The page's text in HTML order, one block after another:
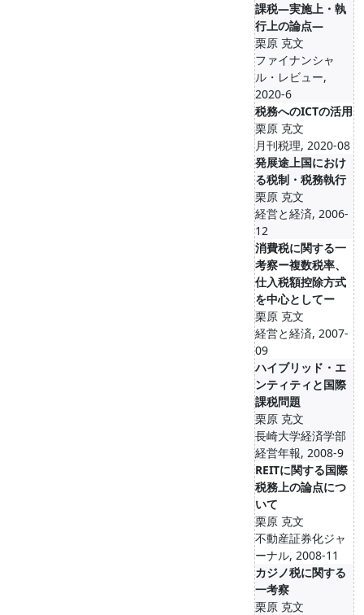
課税―実施上・執
行上の論点―
栗原 克文
ファイナンシャ
ル・レビュー,
2020-6
税務へのICTの活用
栗原 克文
月刊税理, 2020-08
発展途上国におけ
る税制・税務執行
栗原 克文
経営と経済, 2006-
12
消費税に関する一
考察ー複数税率、
仕入税額控除方式
を中心としてー
栗原 克文
経営と経済, 2007-
09
ハイブリッド・エ
ンティティと国際
課税問題
栗原 克文
長崎大学経済学部
経営年報, 2008-9
REITに関する国際
税務上の論点につ
いて
栗原 克文
不動産証券化ジャ
ーナル, 2008-11
カジノ税に関する
一考察
栗原 克文